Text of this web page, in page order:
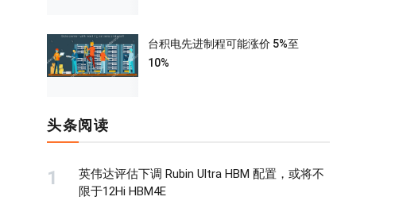
台积电先进制程可能涨价 5%至
10%
头条阅读
英伟达评估下调 Rubin Ultra HBM 配置，或将不
限于12Hi HBM4E